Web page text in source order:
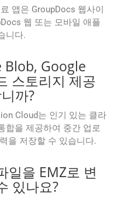
앱은 GroupDocs 웹사이
웹 또는 모바일 애플
니다.
Blob, Google
스토리지 제공
까?
Cloud는 인기 있는 클라
합을 제공하여 중간 업로
을 저장할 수 있습니다.
일을 EMZ로 변
있나요?